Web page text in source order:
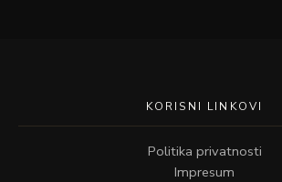
KORISNI LINKOVI
Politika privatnosti
Impresum